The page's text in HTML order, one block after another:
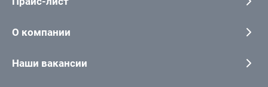
О компании
Наши вакансии